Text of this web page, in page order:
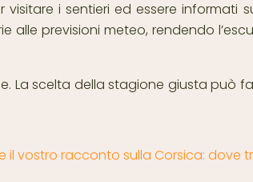
i sentieri ed essere informati
previsioni meteo, rendendo
scelta della stagione giusta può
il vostro racconto sulla Corsica: dove